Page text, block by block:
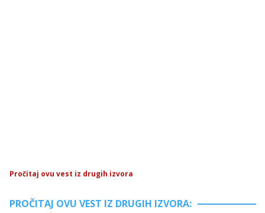
Pročitaj ovu vest iz drugih izvora
PROČITAJ OVU VEST IZ DRUGIH IZVORA: